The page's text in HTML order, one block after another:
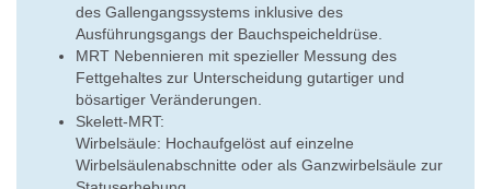
des Gallengangssystems inklusive des
Ausführungsgangs der Bauchspeicheldrüse.
MRT Nebennieren mit spezieller Messung des
Fettgehaltes zur Unterscheidung gutartiger und
bösartiger Veränderungen.
Skelett-MRT:
Wirbelsäule: Hochaufgelöst auf einzelne
Wirbelsäulenabschnitte oder als Ganzwirbelsäule zur